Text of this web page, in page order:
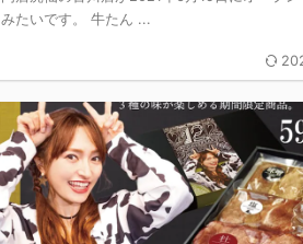
みたいです。 牛たん ...